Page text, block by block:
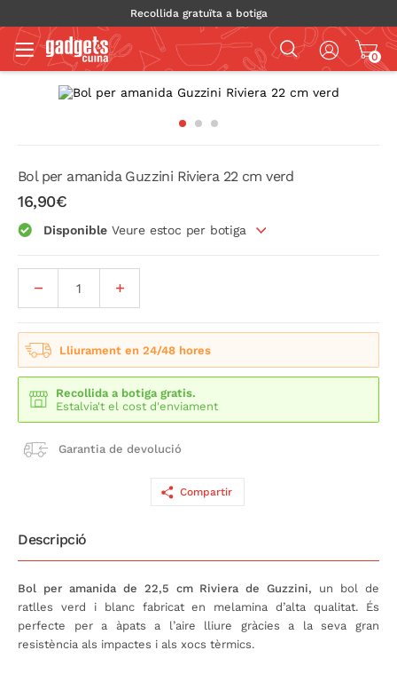
Recollida gratuïta a botiga
0
Bol per amanida Guzzini Riviera 22 cm verd
16,90€
Disponible Veure estoc per botiga
Lliurament en 24/48 hores
Recollida a botiga gratis.
Estalvia't el cost d'enviament
Garantia de devolució
Compartir
Descripció
Bol per amanida de 22,5 cm Riviera de Guzzini, un bol de
ratlles verd i blanc fabricat en melamina d’alta qualitat. És
perfecte per a àpats a l’aire lliure gràcies a la seva gran
resistència als impactes i als xocs tèrmics.